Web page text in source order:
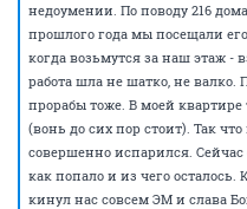
недоумении. По поводу 216
прошлого года мы посещали
когда возьмутся за наш этаж -
работа шла не шатко, не
прорабы тоже. В моей
(вонь до сих пор стоит). Так
совершенно испарился.
как попало и из чего осталось.
кинул нас совсем ЭМ и слава